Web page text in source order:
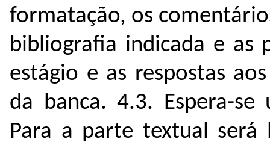
formatação, os
bibliografia indicada e as
estágio e as respostas
da banca. 4.3. Espera-
Para a parte textual